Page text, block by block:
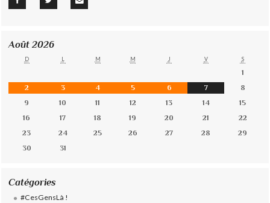
Août 2026
D L M M J V S
1
2
3 4 5 6 7
8
9
10 11 12 13 14
15
16
17 18 19 20 21
22
23
24 25 26 27 28
29
30
31
Catégories
#CesGensLà !